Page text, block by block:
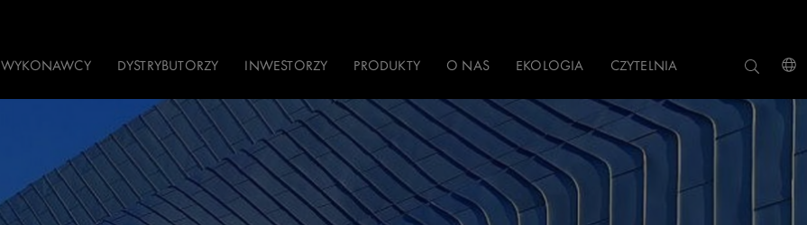
WYKONAWCY DYSTRYBUTORZY INWESTORZY PRODUKTY O NAS EKOLOGIA CZYTELNIA